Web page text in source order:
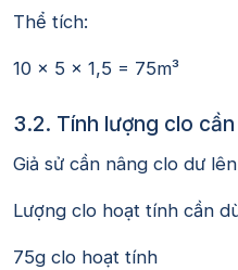
Thể tích:
10 × 5 × 1,5 = 75m³
3.2. Tính lượng clo
Giả sử cần nâng clo dư
Lượng clo hoạt tính cần
75g clo hoạt tính